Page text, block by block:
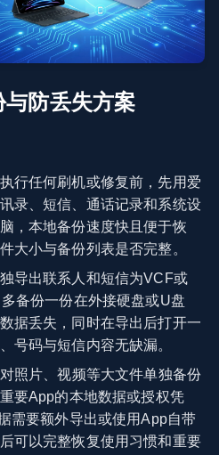
防丢失方案
行任何刷机或修复前，先用爱
录、短信、通话记录和系统设
，本地备份速度快且便于恢
大小与备份列表是否完整。
导出联系人和短信为VCF或
备份一份在外接硬盘或U盘
据丢失，同时在导出后打开一
号码与短信内容无缺漏。
对照片、视频等大文件单独备份
要App的本地数据或授权凭
需要额外导出或使用App自带
可以完整恢复使用习惯和重要